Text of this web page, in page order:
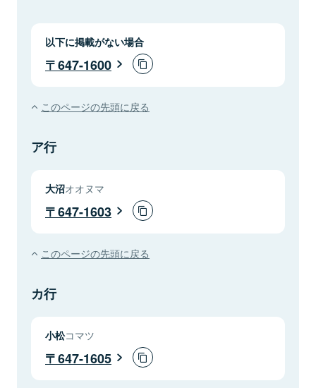
以下に掲載がない場合
647-1600
このページの先頭に戻る
ア行
大沼オオヌマ
647-1603
このページの先頭に戻る
カ行
小松コマツ
647-1605